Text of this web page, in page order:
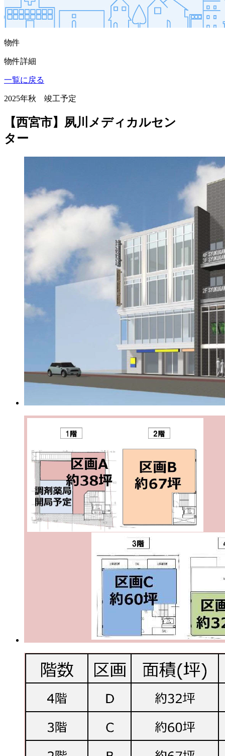
物件
物件詳細
一覧に戻る
2025年秋 竣工予定
【西宮市】夙川メディカルセン
ター